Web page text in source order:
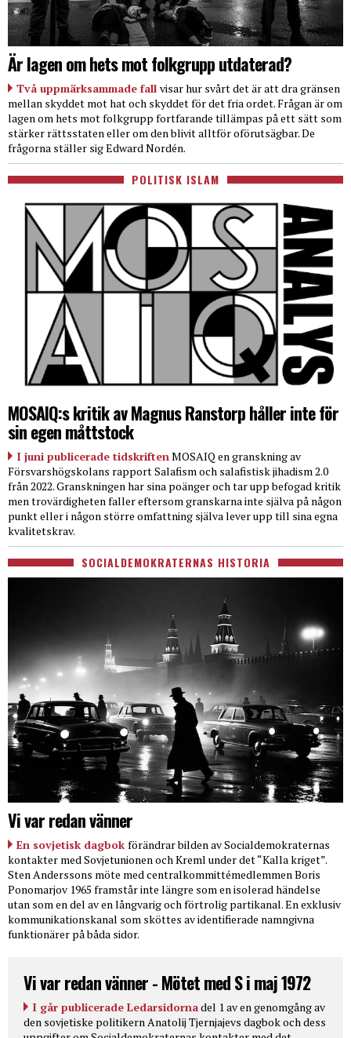
Är lagen om hets mot folkgrupp utdaterad?
Två uppmärksammade fall visar hur svårt det är att dra gränsen
mellan skyddet mot hat och skyddet för det fria ordet. Frågan är om
lagen om hets mot folkgrupp fortfarande tillämpas på ett sätt som
stärker rättsstaten eller om den blivit alltför oförutsägbar. De
frågorna ställer sig Edward Nordén.
POLITISK ISLAM
MOSAIQ:s kritik av Magnus Ranstorp håller inte för
sin egen måttstock
I juni publicerade tidskriftenMOSAIQ en granskning av
Försvarshögskolans rapport Salafism och salafistisk jihadism 2.0
från 2022. Granskningen har sina poänger och tar upp befogad kritik
men trovärdigheten faller eftersom granskarna inte själva på någon
punkt eller i någon större omfattning själva lever upp till sina egna
kvalitetskrav.
SOCIALDEMOKRATERNAS HISTORIA
Vi var redan vänner
En sovjetisk dagbok förändrar bilden av Socialdemokraternas
kontakter med Sovjetunionen och Kreml under det “Kalla kriget”.
Sten Anderssons möte med centralkommittémedlemmen Boris
Ponomarjov 1965 framstår inte längre som en isolerad händelse
utan som en del av en långvarig och förtrolig partikanal. En exklusiv
kommunikationskanal som sköttes av identifierade namngivna
funktionärer på båda sidor.
Vi var redan vänner - Mötet med S i maj 1972
I går publicerade Ledarsidornadel 1 av en genomgång av
den sovjetiske politikern Anatolij Tjernjajevs dagbok och dess